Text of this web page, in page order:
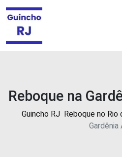
Guincho
no
Rio
de
Reboque na
Guincho RJ Reboque no Rio
Gardênia